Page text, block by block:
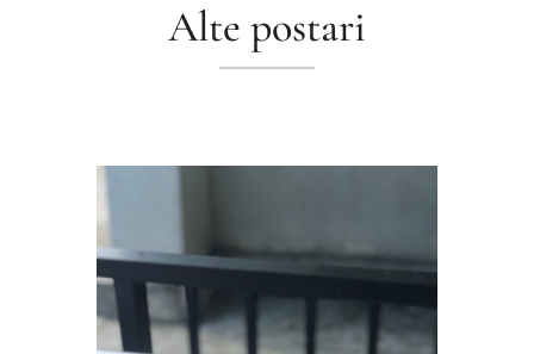
Alte postari